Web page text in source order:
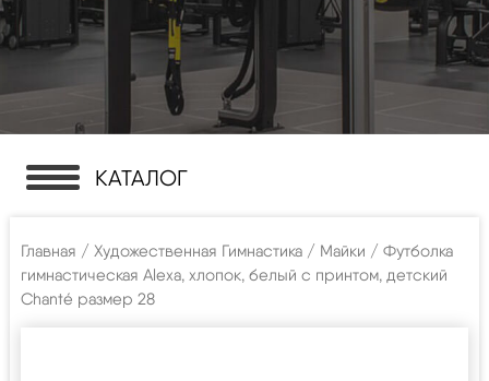
КАТАЛОГ
Главная / Художественная Гимнастика / Майки / Футболка
гимнастическая Alexa, хлопок, белый с принтом, детский
Chanté размер 28